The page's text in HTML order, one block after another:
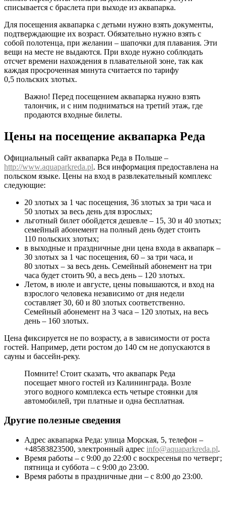
списывается с браслета при выходе из аквапарка.
Для посещения аквапарка с детьми нужно взять документы,
подтверждающие их возраст. Обязательно нужно взять с
собой полотенца, при желании – шапочки для плавания. Эти
вещи на месте не выдаются. При входе нужно соблюдать
отсчет времени нахождения в плавательной зоне, так как
каждая просроченная минута считается по тарифу
0,5 польских злотых.
Важно! Перед посещением аквапарка нужно взять
талончик, и с ним подниматься на третий этаж, где
продаются входные билеты.
Цены на посещение аквапарка Реда
Официальный сайт аквапарка Реда в Польше –
http://www.aquaparkreda.pl. Вся информация предоставлена на
польском языке. Цены на вход в развлекательный комплекс
следующие:
20 злотых за 1 час посещения, 36 злотых за три часа и
50 злотых за весь день для взрослых;
льготный билет обойдется дешевле – 15, 30 и 40 злотых;
семейный абонемент на полный день будет стоить
110 польских злотых;
в выходные и праздничные дни цена входа в аквапарк –
30 злотых за 1 час посещения, 60 – за три часа, и
80 злотых – за весь день. Семейный абонемент на три
часа будет стоить 90, а весь день – 120 злотых.
Летом, в июле и августе, цены повышаются, и вход на
взрослого человека независимо от дня недели
составляет 30, 60 и 80 злотых соответственно.
Семейный абонемент на 3 часа – 120 злотых, на весь
день – 160 злотых.
Цена фиксируется не по возрасту, а в зависимости от роста
гостей. Например, дети ростом до 140 см не допускаются в
сауны и бассейн-реку.
Помните! Стоит сказать, что аквапарк Реда
посещает много гостей из Калининграда. Возле
этого водного комплекса есть четыре стоянки для
автомобилей, три платные и одна бесплатная.
Другие полезные сведения
Адрес аквапарка Реда: улица Морская, 5, телефон –
+48583823500, электронный адрес info@aquaparkreda.pl.
Время работы – с 9:00 до 22:00 с воскресенья по четверг;
пятница и суббота – с 9:00 до 23:00.
Время работы в праздничные дни – с 8:00 до 23:00.